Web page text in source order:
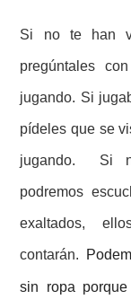
Si no te han
pregúntales
jugando. Si
pídeles que se
jugando. Si
podremos
exaltados,
contarán.
sin ropa porque